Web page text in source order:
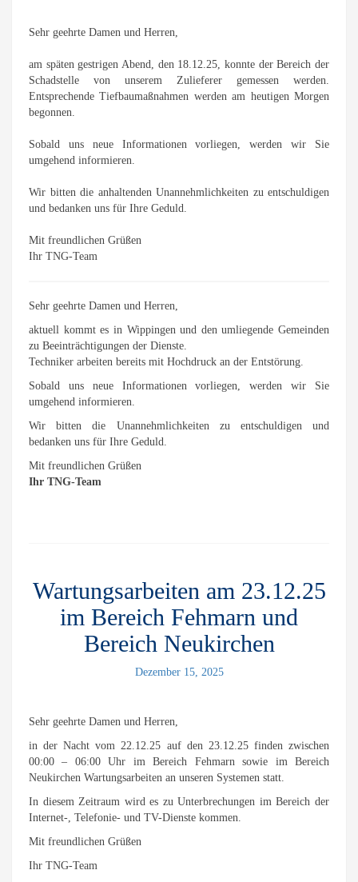
Sehr geehrte Damen und Herren,
am späten gestrigen Abend, den 18.12.25, konnte der Bereich der
Schadstelle von unserem Zulieferer gemessen werden.
Entsprechende Tiefbaumaßnahmen werden am heutigen Morgen
begonnen.
Sobald uns neue Informationen vorliegen, werden wir Sie
umgehend informieren.
Wir bitten die anhaltenden Unannehmlichkeiten zu entschuldigen
und bedanken uns für Ihre Geduld.
Mit freundlichen Grüßen
Ihr TNG-Team
Sehr geehrte Damen und Herren,
aktuell kommt es in Wippingen und den umliegende Gemeinden
zu Beeinträchtigungen der Dienste.
Techniker arbeiten bereits mit Hochdruck an der Entstörung.
Sobald uns neue Informationen vorliegen, werden wir Sie
umgehend informieren.
Wir bitten die Unannehmlichkeiten zu entschuldigen und
bedanken uns für Ihre Geduld.
Mit freundlichen Grüßen
Ihr TNG-Team
Wartungsarbeiten am 23.12.25
im Bereich Fehmarn und
Bereich Neukirchen
Dezember 15, 2025
Sehr geehrte Damen und Herren,
in der Nacht vom 22.12.25 auf den 23.12.25 finden zwischen
00:00 – 06:00 Uhr im Bereich Fehmarn sowie im Bereich
Neukirchen Wartungsarbeiten an unseren Systemen statt.
In diesem Zeitraum wird es zu Unterbrechungen im Bereich der
Internet-, Telefonie- und TV-Dienste kommen.
Mit freundlichen Grüßen
Ihr TNG-Team